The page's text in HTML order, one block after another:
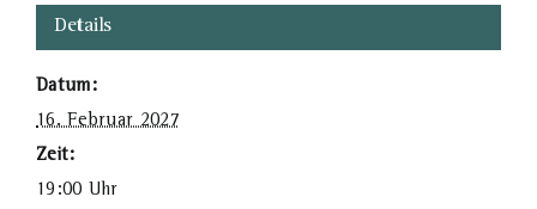
Details
Datum:
16. Februar 2027
Zeit:
19:00 Uhr